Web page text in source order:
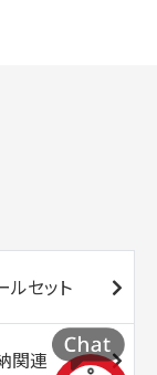
ルセット
関連